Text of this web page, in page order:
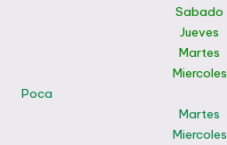
Sabado
Jueves
Martes
Miercoles
Poca
Martes
Miercoles